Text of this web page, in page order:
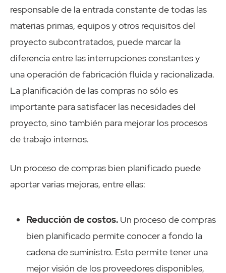
responsable de la entrada constante de todas las
materias primas, equipos y otros requisitos del
proyecto subcontratados, puede marcar la
diferencia entre las interrupciones constantes y
una operación de fabricación fluida y racionalizada.
La planificación de las compras no sólo es
importante para satisfacer las necesidades del
proyecto, sino también para mejorar los procesos
de trabajo internos.
Un proceso de compras bien planificado puede
aportar varias mejoras, entre ellas:
Reducción de costos. Un proceso de compras
bien planificado permite conocer a fondo la
cadena de suministro. Esto permite tener una
mejor visión de los proveedores disponibles,